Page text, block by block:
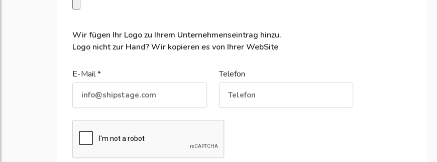
Wir fügen Ihr Logo zu Ihrem Unternehmenseintrag hinzu.
Logo nicht zur Hand? Wir kopieren es von Ihrer WebSite
E-Mail * Telefon